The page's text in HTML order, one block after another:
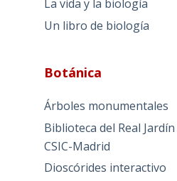
La vida y la biología
Un libro de biología
Botánica
Árboles monumentales
Biblioteca del Real
CSIC-Madrid
Dioscórides interactivo